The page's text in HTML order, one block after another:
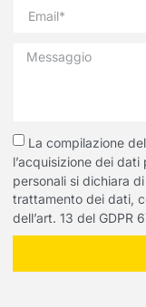
La compilazione
l’acquisizione dei
personali si dichiara
trattamento dei dati,
dell’art. 13 del GDPR